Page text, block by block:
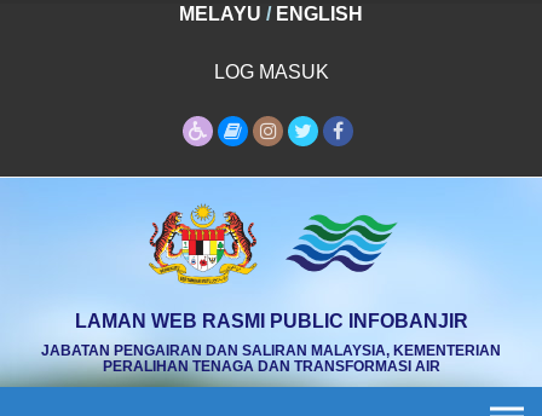
MELAYU / ENGLISH
LOG MASUK
LAMAN WEB RASMI PUBLIC INFOBANJIR
JABATAN PENGAIRAN DAN SALIRAN MALAYSIA, KEMENTERIAN
PERALIHAN TENAGA DAN TRANSFORMASI AIR